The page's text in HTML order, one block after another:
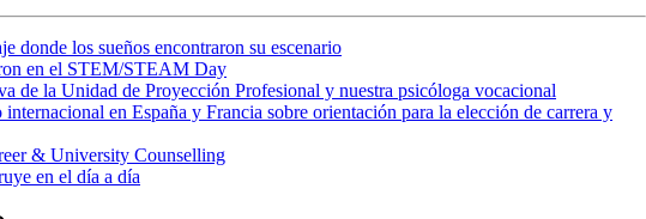
donde los sueños encontraron su escenario
en el STEM/STEAM Day
de la Unidad de Proyección Profesional y nuestra psicóloga vocacional
en España y Francia sobre orientación para la elección de carrera y
& University Counselling
en el día a día